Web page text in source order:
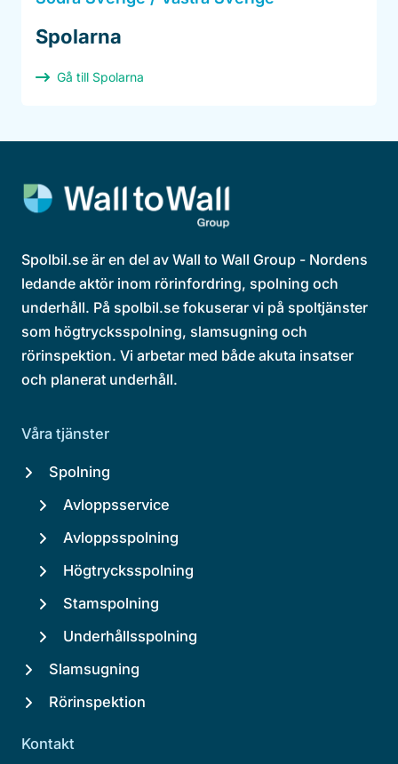
Spolarna
Gå till Spolarna
Spolbil.se är en del av Wall to Wall Group - Nordens
ledande aktör inom rörinfordring, spolning och
underhåll. På spolbil.se fokuserar vi på spoltjänster
som högtrycksspolning, slamsugning och
rörinspektion. Vi arbetar med både akuta insatser
och planerat underhåll.
Våra tjänster
Spolning
Avloppsservice
Avloppsspolning
Högtrycksspolning
Stamspolning
Underhållsspolning
Slamsugning
Rörinspektion
Kontakt